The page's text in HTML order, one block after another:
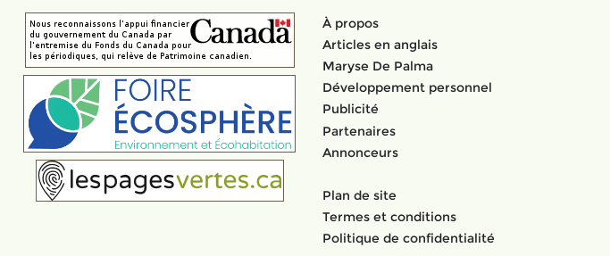
À propos
Articles en anglais
Maryse De Palma
Développement personnel
Publicité
Partenaires
Annonceurs
Plan de site
Termes et conditions
Politique de confidentialité